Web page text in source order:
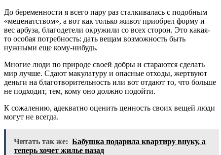
До беременности я всего пару раз сталкивалась с подобным
«меценатством», а вот как только живот приобрел форму и
вес арбуза, благодетели окружили со всех сторон. Это какая-
то особая потребность: дать вещам возможность быть
нужными еще кому-нибудь.
Многие люди по природе своей добры и стараются сделать
мир лучше. Сдают макулатуру и опасные отходы, жертвуют
деньги на благотворительность или вот отдают то, что больше
не подходит, тем, кому оно должно подойти.
К сожалению, адекватно оценить ценность своих вещей люди
могут не всегда.
Читать так же: Бабушка подарила квартиру внуку, а
теперь хочет жилье назад